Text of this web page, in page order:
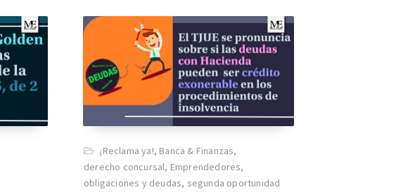
¡Reclama ya!, Banca & Finanzas,
derecho concursal, Emprendedores,
obligaciones y deudas, segunda oportunidad